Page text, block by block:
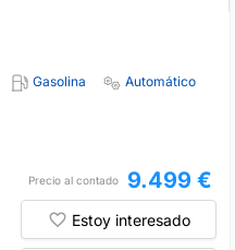
Gasolina
Automático
Precio al contado 9.499 €
Estoy interesado